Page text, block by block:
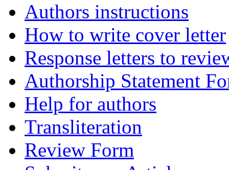
Authors instructions
How to write cover letter
Response letters to
Authorship Statement
Help for authors
Transliteration
Review Form